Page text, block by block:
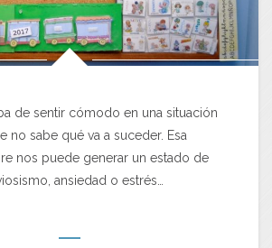
de sentir cómodo en una situación
no sabe qué va a suceder. Esa
nos puede generar un estado de
ansiedad o estrés…